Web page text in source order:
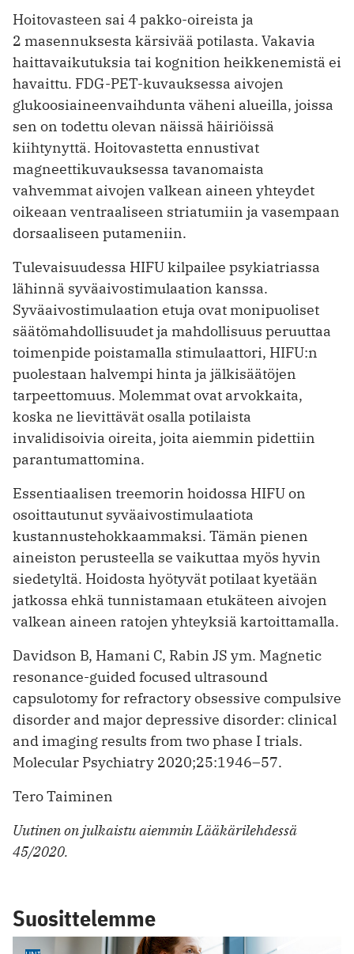
Hoitovasteen sai 4 pakko-oireista ja
2 masennuksesta kärsivää potilasta. Vakavia
haittavaikutuksia tai kognition heikkenemistä ei
havaittu. FDG-PET-­kuvauksessa aivojen
glukoosiaineenvaihdunta väheni alueilla, joissa
sen on todettu olevan näissä häiriöissä
kiihtynyttä. Hoitovastetta ennustivat
magneettikuvauksessa tavanomaista
vahvemmat aivojen valkean aineen yhteydet
oikeaan ventraaliseen striatumiin ja vasempaan
dorsaaliseen putameniin.
Tulevaisuudessa HIFU kilpailee ­psykiatriassa
lähinnä syväaivostimulaation kanssa.
Syväaivostimulaation etuja ovat monipuoliset
säätömahdollisuudet ja mahdollisuus peruuttaa
toimenpide poistamalla stimulaattori, HIFU:n
puolestaan halvempi hinta ja jälkisäätöjen
tarpeettomuus. Molemmat ovat arvokkaita,
koska ne lievittävät osalla potilaista
invalidisoivia oireita, joita aiemmin pidettiin
parantumattomina.
Essentiaalisen treemorin hoidossa HIFU on
osoittautunut syväaivostimu­laatiota
kustannustehokkaammaksi. Tämän pienen
aineiston perusteella se vaikuttaa myös hyvin
siedetyltä. Hoidosta hyötyvät potilaat kyetään
jatkossa ehkä tunnistamaan etukäteen aivojen
valkean aineen ratojen yhteyksiä kartoittamalla.
Davidson B, Hamani C, Rabin JS ym. Magnetic
resonance-guided focused ultrasound
capsulotomy for refractory obsessive compulsive
disorder and major depressive disorder: clinical
and imaging results from two phase I trials.
Molecular Psychiatry 2020;25:1946–57.
Tero Taiminen
Uutinen on julkaistu aiemmin Lääkärilehdessä
45/2020.
Suosittelemme